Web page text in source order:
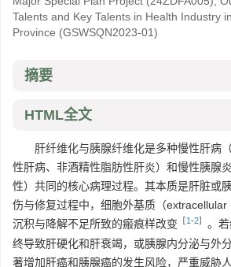
Talents and Key Talents in Health Industry
Province (GSWSQN2023-01)
摘要
HTML全文
肝纤维化与胰腺纤维化是多种慢性肝病
性肝病、非酒精性脂肪性肝炎）和慢性胰腺
性）共同的核心病理过程。其本质是肝脏或
伤与修复过程中，细胞外基质（
沉积与降解不足所致的瘢痕样改变 ［1-2］ 。
终导致肝硬化和肝衰竭，或胰腺内分泌与外
著增加肝癌和胰腺癌的发生风险，严重威胁